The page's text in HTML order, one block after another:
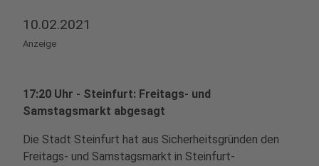
10.02.2021
Anzeige
17:20 Uhr - Steinfurt: Freitags- und
Samstagsmarkt abgesagt
Die Stadt Steinfurt hat aus Sicherheitsgründen den
Freitags- und Samstagsmarkt in Steinfurt-